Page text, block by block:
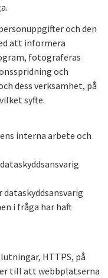
och den
att informera
fotograferas
och
dess verksamhet, på
syfte.
interna arbete och
i fråga har haft
HTTPS, på
till att webbplatserna